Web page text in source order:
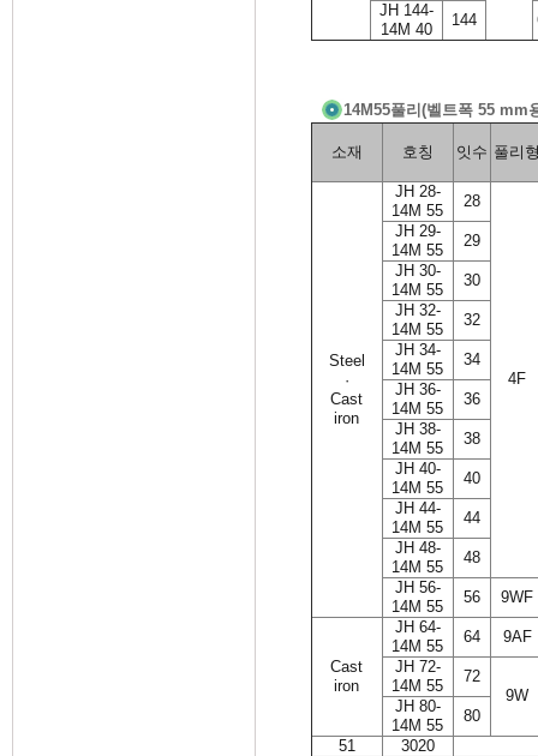
JH 144-
14M 40
144
14M55풀리(벨트폭 55 mm
소재 호칭 잇수 풀리
Steel
·
Cast
iron
JH 28-
14M 55
28
4F
JH 29-
14M 55
29
JH 30-
14M 55
30
JH 32-
14M 55
32
JH 34-
14M 55
34
JH 36-
14M 55
36
JH 38-
14M 55
38
JH 40-
14M 55
40
JH 44-
14M 55
44
JH 48-
14M 55
48
JH 56-
14M 55
56 9WF
Cast
iron
JH 64-
14M 55
64
9AF
JH 72-
14M 55
72
9W
JH 80-
14M 55
80
51
3020